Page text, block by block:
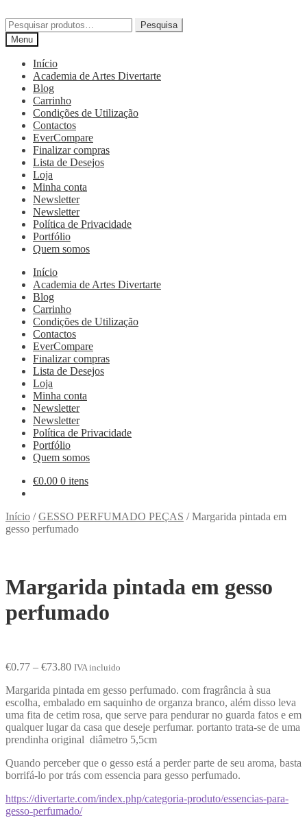
Pesquisa
Menu
Início
Academia de Artes Divertarte
Blog
Carrinho
Condições de Utilização
Contactos
EverCompare
Finalizar compras
Lista de Desejos
Loja
Minha conta
Newsletter
Newsletter
Política de Privacidade
Portfólio
Quem somos
Início
Academia de Artes Divertarte
Blog
Carrinho
Condições de Utilização
Contactos
EverCompare
Finalizar compras
Lista de Desejos
Loja
Minha conta
Newsletter
Newsletter
Política de Privacidade
Portfólio
Quem somos
€0.00 0 itens
Início /GESSO PERFUMADO PEÇAS /Margarida pintada em
gesso perfumado
Margarida pintada em gesso
perfumado
€0.77 – €73.80 IVA incluido
Margarida pintada em gesso perfumado. com fragrância à sua
escolha, embalado em saquinho de organza branco, além disso leva
uma fita de cetim rosa, que serve para pendurar no guarda fatos e em
qualquer lugar da casa que deseje perfumar. portanto trata-se de uma
prendinha original diâmetro 5,5cm
Quando perceber que o gesso está a perder parte de seu aroma, basta
borrifá-lo por trás com essencia para gesso perfumado.
https://divertarte.com/index.php/categoria-produto/essencias-para-
gesso-perfumado/